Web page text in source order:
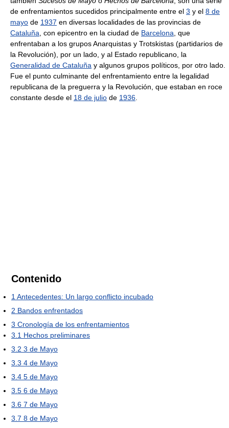
de enfrentamientos sucedidos principalmente entre el 3 y el 8 de
mayo de 1937 en diversas localidades de las provincias de
Cataluña , con epicentro en la ciudad de Barcelona , que
enfrentaban a los grupos Anarquistas y Trotskistas (partidarios de
la Revolución), por un lado, y al Estado republicano, la
Generalidad de Cataluña y algunos grupos políticos, por otro lado.
Fue el punto culminante del enfrentamiento entre la legalidad
republicana de la preguerra y la Revolución, que estaban en roce
constante desde el 18 de julio de 1936
Contenido
1 Antecedentes: Un largo conflicto incubado
2 Bandos enfrentados
3 Cronología de los enfrentamientos
3.1 Hechos preliminares
3.2 3 de Mayo
3.3 4 de Mayo
3.4 5 de Mayo
3.5 6 de Mayo
3.6 7 de Mayo
3.7 8 de Mayo